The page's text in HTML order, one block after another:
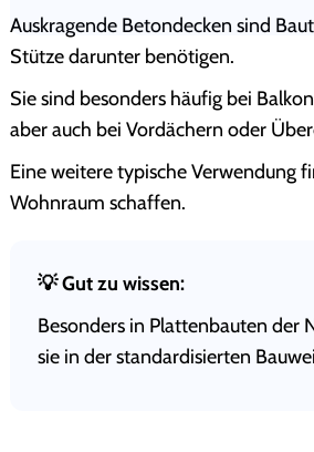
Auskragende Betondecken sind
Stütze darunter benötigen.
Sie sind besonders häufig bei
aber auch bei Vordächern oder
Eine weitere typische Verwendung
Wohnraum schaffen.
💡 ‍Gut zu wissen:
Besonders in Plattenbauten der
sie in der standardisierten